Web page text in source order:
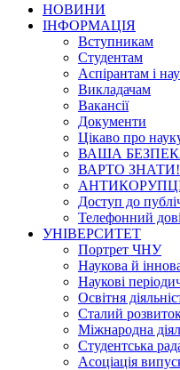
НОВИНИ
ІНФОРМАЦІЯ
Вступникам
Студентам
Аспірантам і
Викладачам
Вакансії
Документи
Цікаво про
ВАША
ВАРТО ЗНАТИ!
Доступ до
Телефонний
УНІВЕРСИТЕТ
Портрет ЧНУ
Наукова й
Наукові
Освітня
Сталий
Міжнародна
Студентська
Асоціація